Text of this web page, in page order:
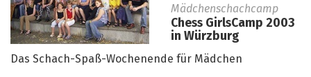
Mädchenschachcamp
Chess GirlsCamp 2003
in Würzburg
Das Schach-Spaß-Wochenende für Mädchen